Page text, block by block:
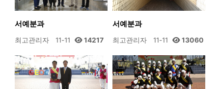
서예분과
최고관리자 11-11 14217
서예분과
최고관리자 11-11 13060